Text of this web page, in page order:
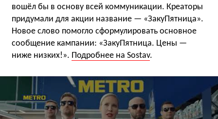
вошёл бы в основу всей коммуникации. Креаторы
придумали для акции название — «ЗакуПятница».
Новое слово помогло сформулировать основное
сообщение кампании: «ЗакуПятница. Цены —
ниже низких!». Подробнее на Sostav.